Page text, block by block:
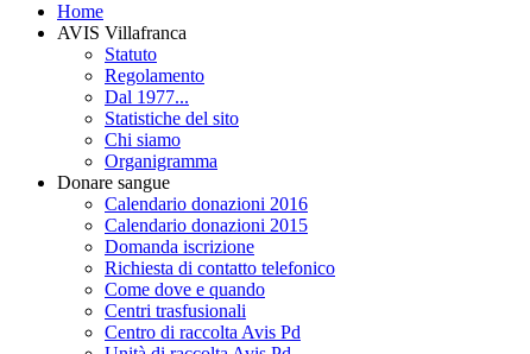
Home
AVIS Villafranca
Statuto
Regolamento
Dal 1977...
Statistiche del sito
Chi siamo
Organigramma
Donare sangue
Calendario donazioni 2016
Calendario donazioni 2015
Domanda iscrizione
Richiesta di contatto telefonico
Come dove e quando
Centri trasfusionali
Centro di raccolta Avis Pd